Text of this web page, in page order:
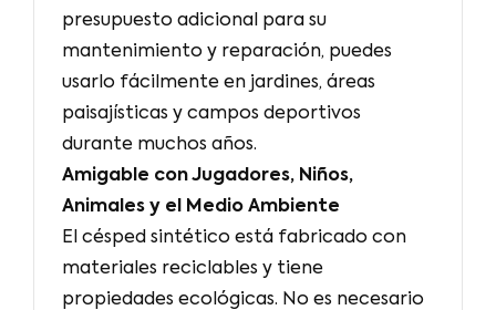
presupuesto adicional para su
mantenimiento y reparación, puedes
usarlo fácilmente en jardines, áreas
paisajísticas y campos deportivos
durante muchos años.
Amigable con Jugadores, Niños,
Animales y el Medio Ambiente
El césped sintético está fabricado con
materiales reciclables y tiene
propiedades ecológicas. No es necesario